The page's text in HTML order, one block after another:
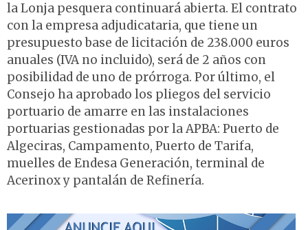
la Lonja pesquera continuará abierta. El contrato
con la empresa adjudicataria, que tiene un
presupuesto base de licitación de 238.000 euros
anuales (IVA no incluido), será de 2 años con
posibilidad de uno de prórroga. Por último, el
Consejo ha aprobado los pliegos del servicio
portuario de amarre en las instalaciones
portuarias gestionadas por la APBA: Puerto de
Algeciras, Campamento, Puerto de Tarifa,
muelles de Endesa Generación, terminal de
Acerinox y pantalán de Refinería.